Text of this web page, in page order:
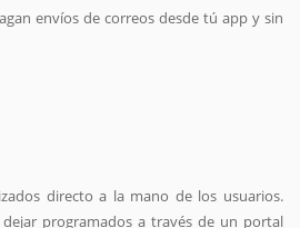
envíos de correos desde tú app y sin
directo a la mano de los usuarios.
programados a través de un portal